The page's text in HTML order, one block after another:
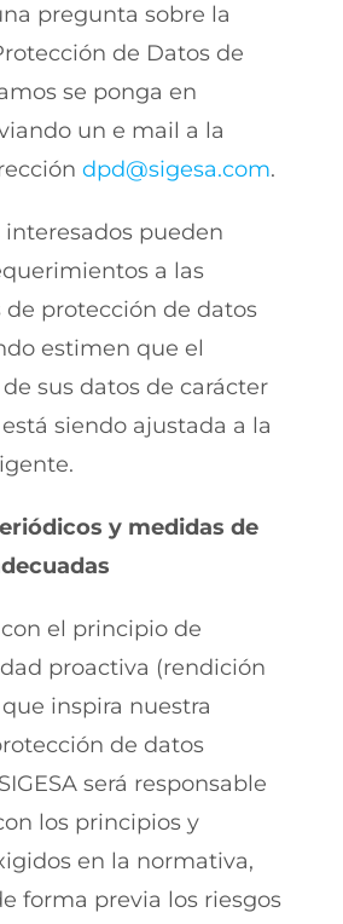
pregunta sobre la
de Datos de
se ponga en
un e mail a la
dpd@sigesa.com.
interesados pueden
a las
protección de datos
estimen que el
sus datos de carácter
siendo ajustada a la
y medidas de
el principio de
proactiva (rendición
inspira nuestra
de datos
será responsable
los principios y
en la normativa,
forma previa los riesgos